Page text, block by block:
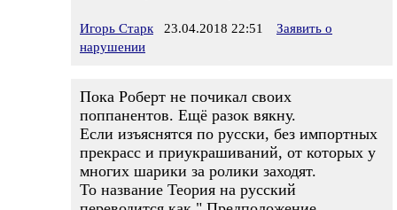
Игорь Старк 23.04.2018 22:51
Заявить о
нарушении
Пока Роберт не почикал своих
поппанентов. Ещё разок вякну.
Если изъяснятся по русски, без импортных
прекрасс и приукрашиваний, от которых у
многих шарики за ролики заходят.
То название Теория на русский